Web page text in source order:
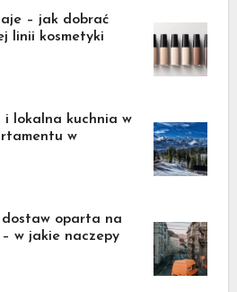
– jak dobrać
linii kosmetyki
i lokalna kuchnia w
w
dostaw oparta na
w jakie naczepy